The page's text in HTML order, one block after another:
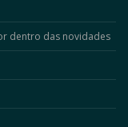
dentro das novidades